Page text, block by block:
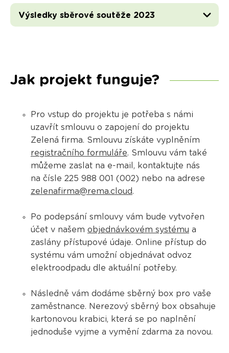
Výsledky sběrové soutěže 2023
Jak projekt funguje?
Pro vstup do projektu je potřeba s námi
uzavřít smlouvu o zapojení do projektu
Zelená firma. Smlouvu získáte vyplněním
registračního formuláře. Smlouvu vám také
můžeme zaslat na e-mail, kontaktujte nás
na čísle 225 988 001 (002) nebo na adrese
zelenafirma@rema.cloud.
Po podepsání smlouvy vám bude vytvořen
účet v našem objednávkovém systému a
zaslány přístupové údaje. Online přístup do
systému vám umožní objednávat odvoz
elektroodpadu dle aktuální potřeby.
Následně vám dodáme sběrný box pro vaše
zaměstnance. Nerezový sběrný box obsahuje
kartonovou krabici, která se po naplnění
jednoduše vyjme a vymění zdarma za novou.